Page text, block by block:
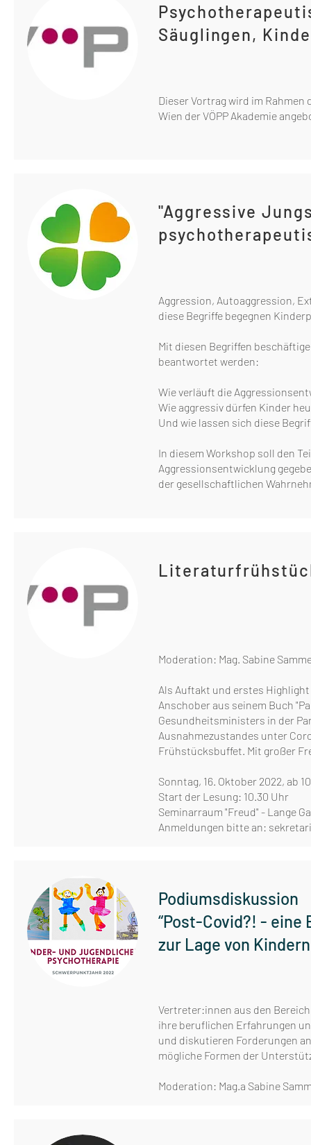
Säuglingen,
Dieser Vortrag wird im
Wien der VÖPP Akademie
"Aggressive
Aggression, Autoaggression,
diese Begriffe begegnen
Mit diesen Begriffen
beantwortet werden:
Wie verläuft die
Wie aggressiv dürfen Kinder
Und wie lassen sich diese
In diesem Workshop soll den
Aggressionsentwicklung
der gesellschaftlichen
Moderation: Mag. Sabine
Als Auftakt und erstes
Anschober aus seinem Buch
Gesundheitsministers in der
Ausnahmezustandes unter
Frühstücksbuffet. Mit großer
Sonntag, 16. Oktober 2022, ab
Start der Lesung: 10.30 Uhr
Seminarraum "Freud" - Lange
Anmeldungen bitte an:
Podiumsdiskussion
“Post-Covid?! - eine
zur Lage von
Vertreter:innen aus den
ihre beruflichen Erfahrungen
und diskutieren Forderungen
mögliche Formen der
Moderation: Mag.a Sabine